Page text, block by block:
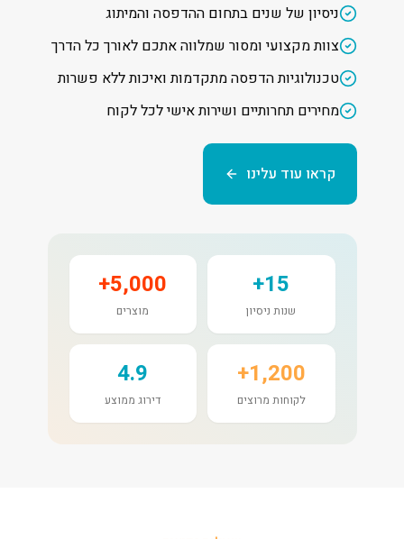
ניסיון של שנים בתחום ההדפסה והמיתוג
צוות מקצועי ומסור שמלווה אתכם לאורך כל הדרך
טכנולוגיות הדפסה מתקדמות ואיכות ללא פשרות
מחירים תחרותיים ושירות אישי לכל לקוח
קראו עוד עלינו
15+
שנות ניסיון
5,000+
מוצרים
1,200+
לקוחות מרוצים
4.9
דירוג ממוצע